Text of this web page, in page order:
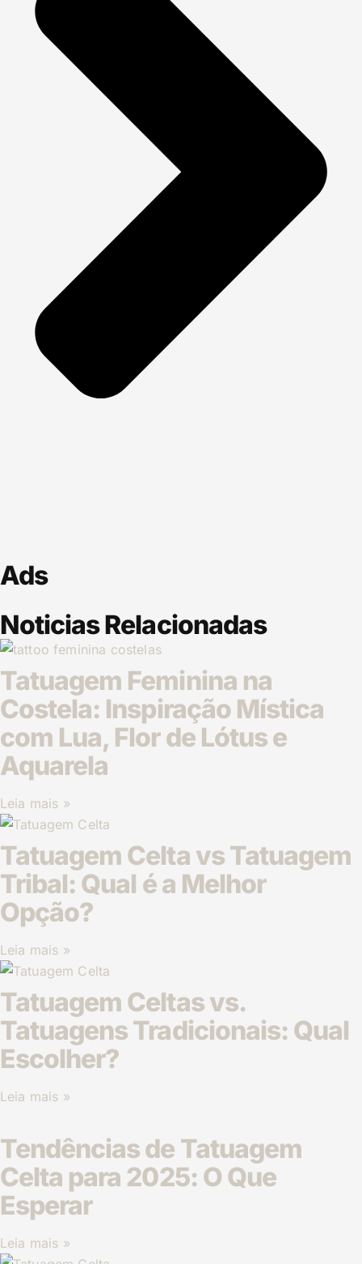
Ads
Noticias Relacionadas
Tatuagem Feminina na
Costela: Inspiração Mística
com Lua, Flor de Lótus e
Aquarela
Leia mais »
Tatuagem Celta vs Tatuagem
Tribal: Qual é a Melhor
Opção?
Leia mais »
Tatuagem Celtas vs.
Tatuagens Tradicionais: Qual
Escolher?
Leia mais »
Tendências de Tatuagem
Celta para 2025: O Que
Esperar
Leia mais »